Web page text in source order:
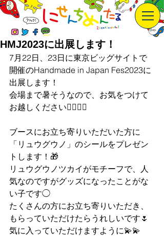
HMJ2023に出展します！
7月22日、23日に東京ビッグサイトで
開催のHandmade in Japan Fes2023に
出展します！
会場まで暑そうなので、お気をつけて
お越しください🙇‍♀️🙇‍♀️
ブースにお立ち寄りいただいた方に
「リュウグウノ」のシールをプレゼン
トします！🎁
リュウグウノツカイがモチーフで、人
気なのですがグッズになったことがな
い子です◯
たくさんの方にお立ち寄りいただき、
もらっていただけたらうれしいです🌷
気に入っていただけますように💫💫